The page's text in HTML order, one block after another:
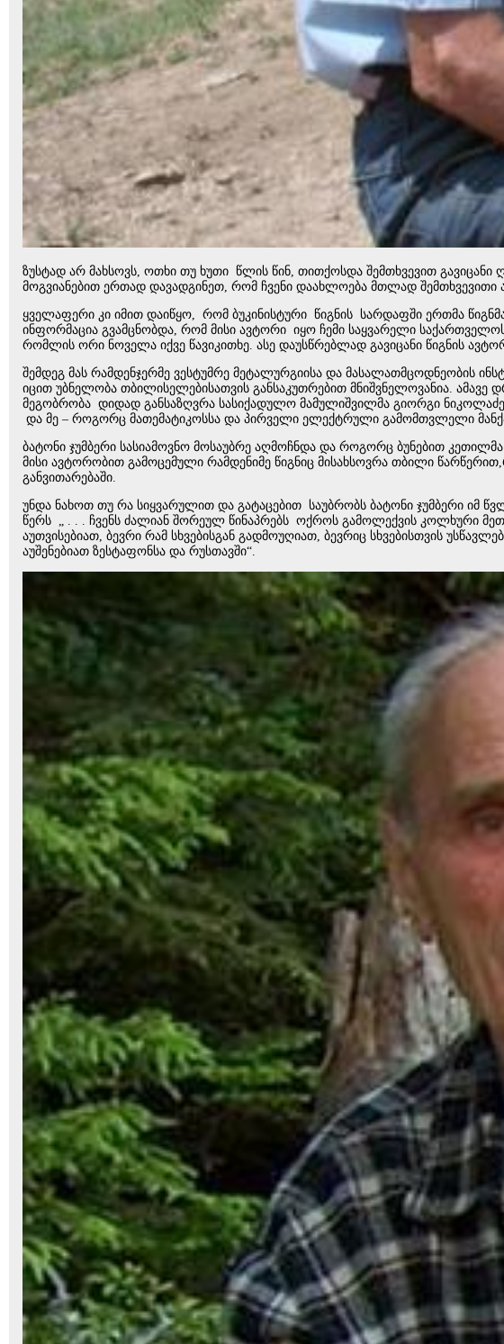
ზუსტად არ მახსოვს, ოთხი თუ ხუთი წლის წინ, თითქოსდა შემთხვევით
მოგვიანებით ერთად დავადგინეთ, რომ ჩვენი დაახლოება მთლად
ყველაფერი კი იმით დაიწყო, რომ ბუკინისტური წიგნის სარდაფში ერთმა
ინფორმაცია გვამცნობდა, რომ მისი ავტორი იყო ჩემი საყვარელი
რომლის ორი ნოველა იქვე წავიკითხე. ასე დაუსწრებლად გავიცანი წიგნის
შემდეგ მას რამდენჯერმე ვესტუმრე მეტალურგიისა და მასალათმცოდნეობის
იცით უბნელობა თბილისელებისათვის განსაკუთრებით მნიშვნელოვანია. ამავე
მეგობრობა დიდად განსაზღვრა სასიქადულო მამულიშვილმა გიორგი
და მე – როგორც მათემატიკოსსა და პირველი ელექტრული გამომთვლელი
ბატონი ჯუმბერი სასიამოვნო მოსაუბრე აღმოჩნდა და როგორც ბუნებით
მისი ავტორობით გამოცემული რამდენიმე წიგნიც მისახსოვრა თბილი
განვითარებაში.
უნდა ნახოთ თუ რა სიყვარულით და გატაცებით საუბრობს ბატონი ჯუმბერი იმ
წერს „ . . . ჩვენს ძალიან შორეულ წინაპრებს ოქროს გამოლექვის კოლხური
აუთვისებიათ, ბევრი რამ სხვებისგან გადმოუღიათ, ბევრიც სხვებისთვის
აუშენებიათ ზესტაფონსა და რუსთავში“.